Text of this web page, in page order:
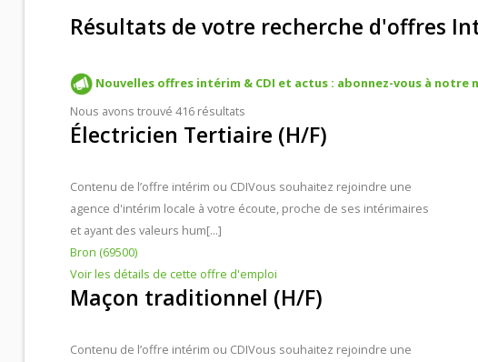
Salariés Aprojob
Résultats de votre recherche d'offres
Nouvelles offres intérim & CDI et actus : abonnez-vous à notre
Nous avons trouvé 416 résultats
Électricien Tertiaire (H/F)
Contenu de l’offre intérim ou CDIVous souhaitez rejoindre une
agence d'intérim locale à votre écoute, proche de ses intérimaires
et ayant des valeurs hum[...]
Bron (69500)
Voir les détails de cette offre d'emploi
Maçon traditionnel (H/F)
Contenu de l’offre intérim ou CDIVous souhaitez rejoindre une